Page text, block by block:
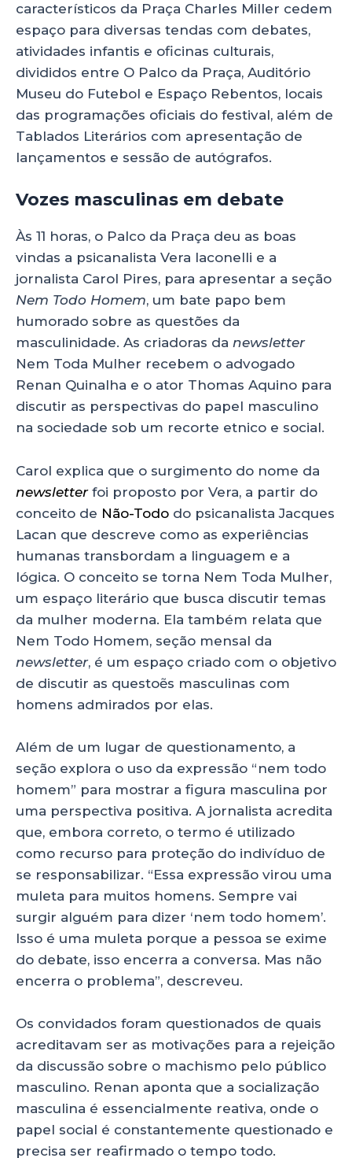
característicos da Praça Charles Miller cedem
espaço para diversas tendas com debates,
atividades infantis e oficinas culturais,
divididos entre O Palco da Praça, Auditório
Museu do Futebol e Espaço Rebentos, locais
das programações oficiais do festival, além de
Tablados Literários com apresentação de
lançamentos e sessão de autógrafos.
Vozes masculinas em debate
Às 11 horas, o Palco da Praça deu as boas
vindas a psicanalista Vera Iaconelli e a
jornalista Carol Pires, para apresentar a seção
Nem Todo Homem, um bate papo bem
humorado sobre as questões da
masculinidade. As criadoras da newsletter
Nem Toda Mulher recebem o advogado
Renan Quinalha e o ator Thomas Aquino para
discutir as perspectivas do papel masculino
na sociedade sob um recorte etnico e social.
Carol explica que o surgimento do nome da
newsletter foi proposto por Vera, a partir do
conceito de Não-Todo do psicanalista Jacques
Lacan que descreve como as experiências
humanas transbordam a linguagem e a
lógica. O conceito se torna Nem Toda Mulher,
um espaço literário que busca discutir temas
da mulher moderna. Ela também relata que
Nem Todo Homem, seção mensal da
newsletter, é um espaço criado com o objetivo
de discutir as questoẽs masculinas com
homens admirados por elas.
Além de um lugar de questionamento, a
seção explora o uso da expressão “nem todo
homem” para mostrar a figura masculina por
uma perspectiva positiva. A jornalista acredita
que, embora correto, o termo é utilizado
como recurso para proteção do indivíduo de
se responsabilizar. “Essa expressão virou uma
muleta para muitos homens. Sempre vai
surgir alguém para dizer ‘nem todo homem’.
Isso é uma muleta porque a pessoa se exime
do debate, isso encerra a conversa. Mas não
encerra o problema”, descreveu.
Os convidados foram questionados de quais
acreditavam ser as motivações para a rejeição
da discussão sobre o machismo pelo público
masculino. Renan aponta que a socialização
masculina é essencialmente reativa, onde o
papel social é constantemente questionado e
precisa ser reafirmado o tempo todo.